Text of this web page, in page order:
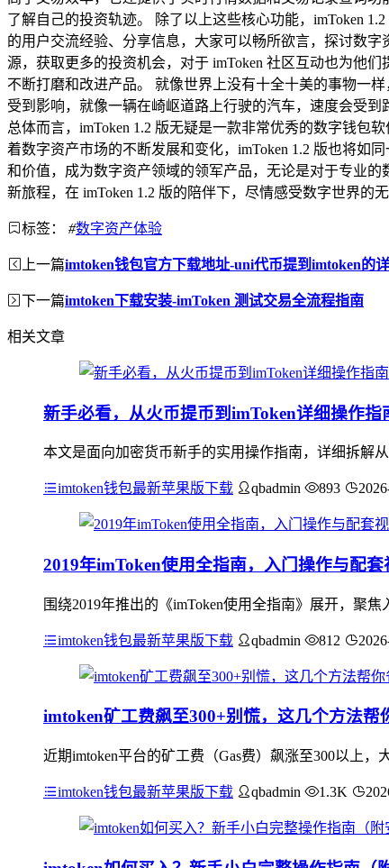
了解自己的投资轨迹。 除了以上这些核心功能，imToken
的用户交流经验、分享信息，大家可以畅所欲言，探讨数
源，获取更多的投资机会，对于 imToken 社区互动也为他
不断打磨和改进产品。 就像世界上没有十全十美的事物一
受到影响，就像一辆在崎岖道路上行驶的汽车，速度会受
总体而言，imToken 1.2 版无疑是一款非常优秀的数字钱包
着数字资产市场的不断发展和变化，imToken 1.2 版也将如
和价值，成为数字资产领域的领军产品，无论是对于专业
新旅程，在 imToken 1.2 版的陪伴下，尽情感受数字世界的无
标签： #数字资产体验
上一篇imtoken钱包官方下载地址-uni代币提到imtoken的
下一篇imtoken下载安装-imToken 测试交易全流程指南
相关文章
新手必看，从火币提币到imToken详细操作指
本文是面向加密货币新手的实用操作指南，详细拆解
imtoken钱包最新苹果版下载 qbadmin 893
2019年imToken使用全指南，入门操作与配
围绕2019年推出的《imToken使用全指南》展开，聚
imtoken钱包最新苹果版下载 qbadmin 812
imtoken矿工费飙至300+别慌，这几个方法帮
近期imtoken平台的矿工费（Gas费）飙涨至300以上
imtoken钱包最新苹果版下载 qbadmin 1.3K